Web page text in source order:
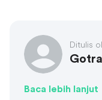
Ditulis
Baca lebih lanjut